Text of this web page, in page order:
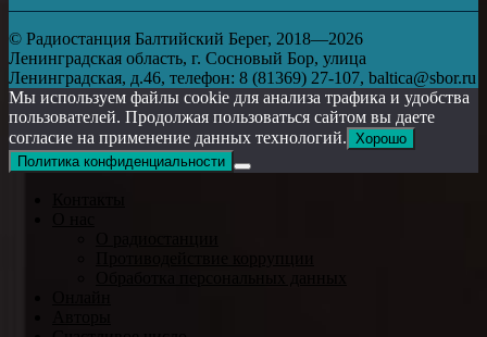
© Радиостанция Балтийский Берег, 2018—2026
Ленинградская область, г. Сосновый Бор, улица
Ленинградская, д.46, телефон: 8 (81369) 27-107, baltica@sbor.ru
Мы используем файлы cookie для анализа трафика и удобства
пользователей. Продолжая пользоваться сайтом вы даете
согласие на применение данных технологий. Хорошо
Политика конфиденциальности